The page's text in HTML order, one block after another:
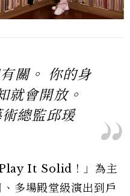
關。 你的身
就會開放。
總監邱瑗
It Solid！」為主
多場殿堂級演出到戶